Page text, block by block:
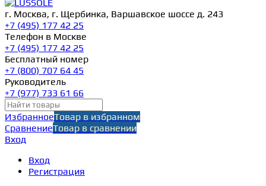
г. Москва, г. Щербинка, Варшавское шоссе д. 243
+7 (495) 177 42 25
Телефон в Москве
+7 (495) 177 42 25
Бесплатный номер
+7 (800) 707 64 45
Руководитель
+7 (977) 733 61 66
ИзбранноеТовар в избранном
СравнениеТовар в сравнении
Вход
Вход
Регистрация